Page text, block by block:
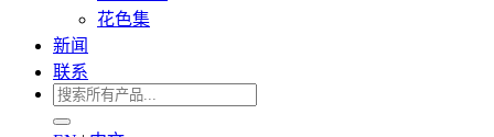
花色集
新闻
联系